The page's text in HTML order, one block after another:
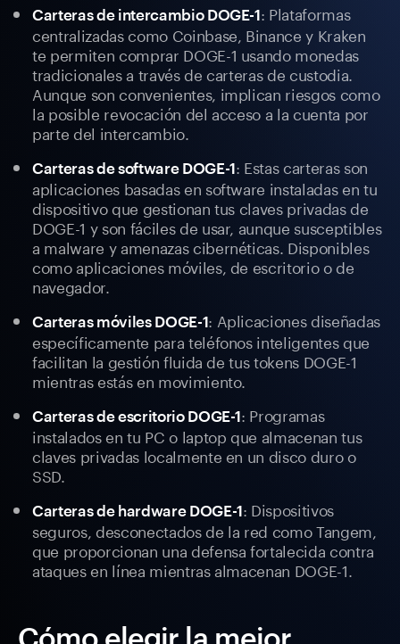
Carteras de intercambio DOGE-1: Plataformas
centralizadas como Coinbase, Binance y Kraken
te permiten comprar DOGE-1 usando monedas
tradicionales a través de carteras de custodia.
Aunque son convenientes, implican riesgos como
la posible revocación del acceso a la cuenta por
parte del intercambio.
Carteras de software DOGE-1: Estas carteras son
aplicaciones basadas en software instaladas en tu
dispositivo que gestionan tus claves privadas de
DOGE-1 y son fáciles de usar, aunque susceptibles
a malware y amenazas cibernéticas. Disponibles
como aplicaciones móviles, de escritorio o de
navegador.
Carteras móviles DOGE-1: Aplicaciones diseñadas
específicamente para teléfonos inteligentes que
facilitan la gestión fluida de tus tokens DOGE-1
mientras estás en movimiento.
Carteras de escritorio DOGE-1: Programas
instalados en tu PC o laptop que almacenan tus
claves privadas localmente en un disco duro o
SSD.
Carteras de hardware DOGE-1: Dispositivos
seguros, desconectados de la red como Tangem,
que proporcionan una defensa fortalecida contra
ataques en línea mientras almacenan DOGE-1.